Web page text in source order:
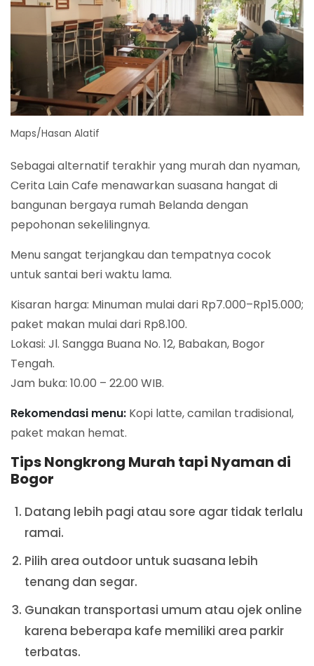
Maps/Hasan Alatif
Sebagai alternatif terakhir yang murah dan nyaman,
Cerita Lain Cafe menawarkan suasana hangat di
bangunan bergaya rumah Belanda dengan
pepohonan sekelilingnya.
Menu sangat terjangkau dan tempatnya cocok
untuk santai beri waktu lama.
Kisaran harga: Minuman mulai dari Rp7.000–Rp15.000;
paket makan mulai dari Rp8.100.
Lokasi: Jl. Sangga Buana No. 12, Babakan, Bogor
Tengah.
Jam buka: 10.00 – 22.00 WIB.
Rekomendasi menu: Kopi latte, camilan tradisional,
paket makan hemat.
Tips Nongkrong Murah tapi Nyaman di
Bogor
Datang lebih pagi atau sore agar tidak terlalu
ramai.
Pilih area outdoor untuk suasana lebih
tenang dan segar.
Gunakan transportasi umum atau ojek online
karena beberapa kafe memiliki area parkir
terbatas.